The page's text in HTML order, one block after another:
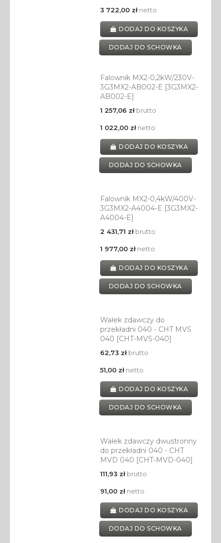
3 722,00 złnetto
DODAJ DO KOSZYKA
DODAJ DO SCHOWKA
Falownik MX2-0,2kW/230V-
3G3MX2-AB002-E [3G3MX2-
AB002-E]
1 257,06 złbrutto
1 022,00 złnetto
DODAJ DO KOSZYKA
DODAJ DO SCHOWKA
Falownik MX2-0,4kW/400V-
3G3MX2-A4004-E [3G3MX2-
A4004-E]
2 431,71 złbrutto
1 977,00 złnetto
DODAJ DO KOSZYKA
DODAJ DO SCHOWKA
Wałek zdawczy do
przekładni 040 - CHT MVS
040 [CHT-MVS-040]
62,73 złbrutto
51,00 złnetto
DODAJ DO KOSZYKA
DODAJ DO SCHOWKA
Wałek zdawczy dwustronny
do przekładni 040 - CHT
MVD 040 [CHT-MVD-040]
111,93 złbrutto
91,00 złnetto
DODAJ DO KOSZYKA
DODAJ DO SCHOWKA